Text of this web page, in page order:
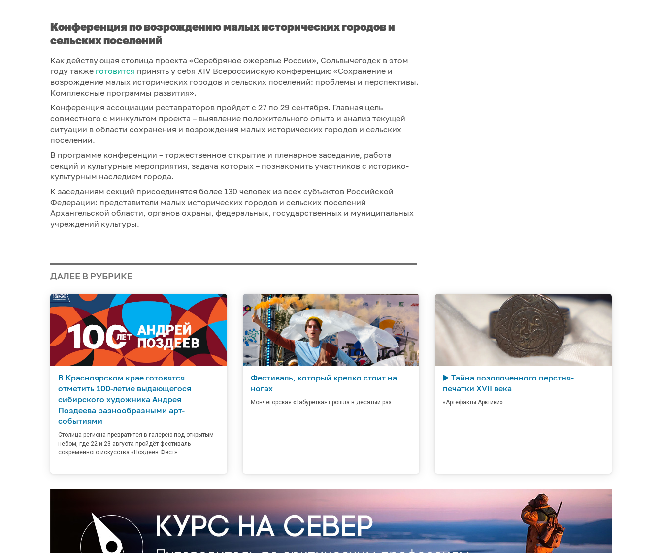
Конференция по возрождению малых исторических городов и
сельских поселений
Как действующая столица проекта «Серебряное ожерелье России», Сольвычегодск в этом
году также готовится принять у себя XIV Всероссийскую конференцию «Сохранение и
возрождение малых исторических городов и сельских поселений: проблемы и перспективы.
Комплексные программы развития».
Конференция ассоциации реставраторов пройдет с 27 по 29 сентября. Главная цель
совместного с минкультом проекта – выявление положительного опыта и анализ текущей
ситуации в области сохранения и возрождения малых исторических городов и сельских
поселений.
В программе конференции – торжественное открытие и пленарное заседание, работа
секций и культурные мероприятия, задача которых – познакомить участников с историко-
культурным наследием города.
К заседаниям секций присоединятся более 130 человек из всех субъектов Российской
Федерации: представители малых исторических городов и сельских поселений
Архангельской области, органов охраны, федеральных, государственных и муниципальных
учреждений культуры.
ДАЛЕЕ В РУБРИКЕ
В Красноярском крае готовятся
отметить 100-летие выдающегося
сибирского художника Андрея
Поздеева разнообразными арт-
событиями
Столица региона превратится в галерею под открытым
небом, где 22 и 23 августа пройдёт фестиваль
современного искусства «Поздеев Фест»
Фестиваль, который крепко стоит на
ногах
Мончегорская «Табуретка» прошла в десятый раз
▶️ Тайна позолоченного перстня-
печатки XVII века
«Артефакты Арктики»